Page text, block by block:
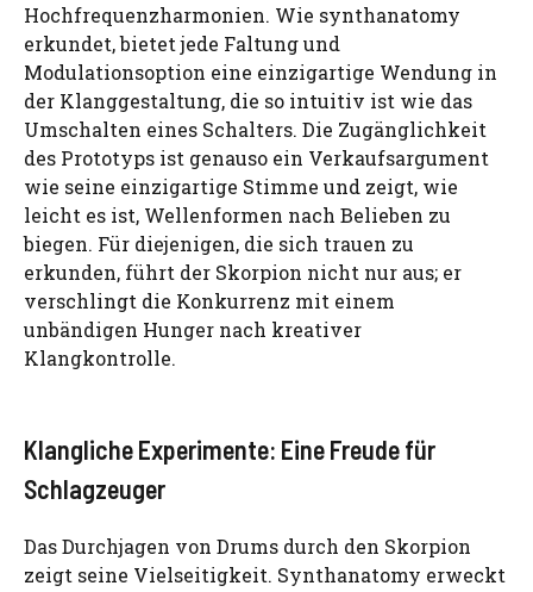
Hochfrequenzharmonien. Wie synthanatomy
erkundet, bietet jede Faltung und
Modulationsoption eine einzigartige Wendung in
der Klanggestaltung, die so intuitiv ist wie das
Umschalten eines Schalters. Die Zugänglichkeit
des Prototyps ist genauso ein Verkaufsargument
wie seine einzigartige Stimme und zeigt, wie
leicht es ist, Wellenformen nach Belieben zu
biegen. Für diejenigen, die sich trauen zu
erkunden, führt der Skorpion nicht nur aus; er
verschlingt die Konkurrenz mit einem
unbändigen Hunger nach kreativer
Klangkontrolle.
Klangliche Experimente: Eine Freude für
Schlagzeuger
Das Durchjagen von Drums durch den Skorpion
zeigt seine Vielseitigkeit. Synthanatomy erweckt